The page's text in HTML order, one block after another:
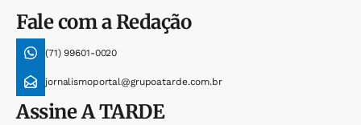
Fale com a Redação
(71) 99601-0020
jornalismoportal@grupoatarde.com.br
AssineA TARDE